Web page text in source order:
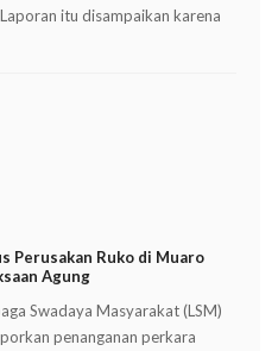
itu disampaikan karena
Perusakan Ruko di Muaro
Agung
Swadaya Masyarakat (LSM)
penanganan perkara